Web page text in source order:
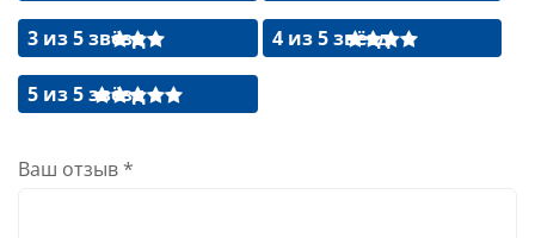
3 из 5 звёзд 4 из 5 звёзд
5 из 5 звёзд
Ваш отзыв *